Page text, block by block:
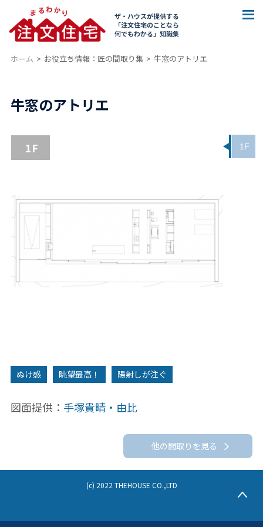
ザ・ハウスが提供する
「注文住宅のことなら
何でもわかる」知識集
ホーム お役立ち情報：匠の間取り集 牛窓のアトリエ
牛窓のアトリエ
1F
ぬけ感 眺望最高！ 陽射しが注ぐ
図面提供： 手塚貴晴・由比
他の間取りを見る
(c) 2022 THEHOUSE CO.,LTD